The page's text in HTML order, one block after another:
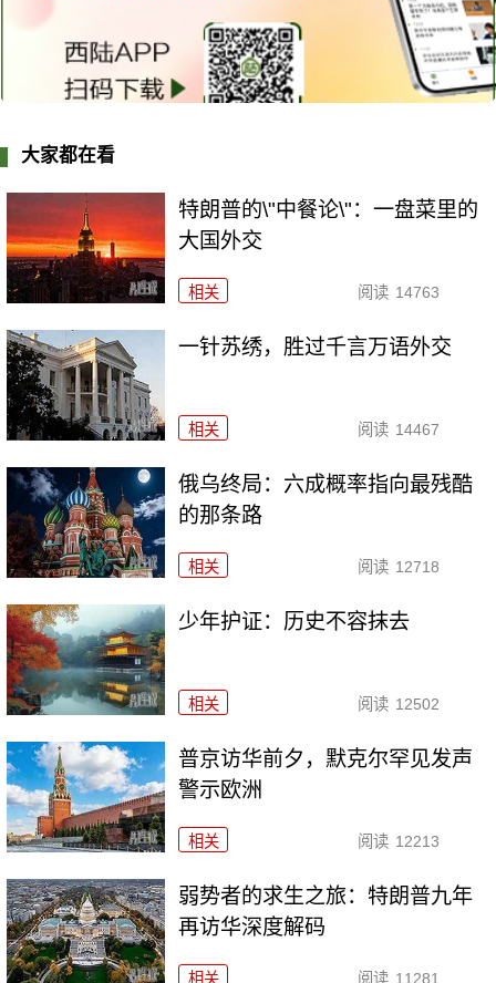
大家都在看
特朗普的\"中餐论\"：一盘菜里的
大国外交
相关 阅读 14763
一针苏绣，胜过千言万语外交
相关 阅读 14467
俄乌终局：六成概率指向最残酷
的那条路
相关 阅读 12718
少年护证：历史不容抹去
相关 阅读 12502
普京访华前夕，默克尔罕见发声
警示欧洲
相关 阅读 12213
弱势者的求生之旅：特朗普九年
再访华深度解码
相关 阅读 11281